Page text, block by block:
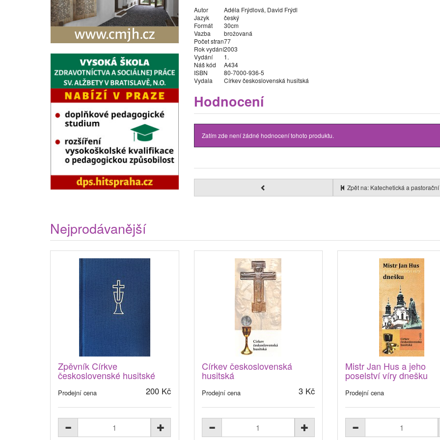
Autor
Adéla Frýdlová, David Frýdl
Jazyk
český
Formát
30cm
Vazba
brožovaná
Počet stran77
Rok vydání2003
Vydání
1.
Náš kód
A434
ISBN
80-7000-936-5
Vydala
Církev československá husitská
Hodnocení
Zatím zde není žádné hodnocení tohoto produktu.
Zpět na: Katechetická a
Nejprodávanější
Zpěvník Církve
československé husitské
Prodejní cena 200 Kč
Církev československá
husitská
Prodejní cena 3 Kč
Mistr Jan Hus a jeho
poselství víry dnešku
Prodejní cena